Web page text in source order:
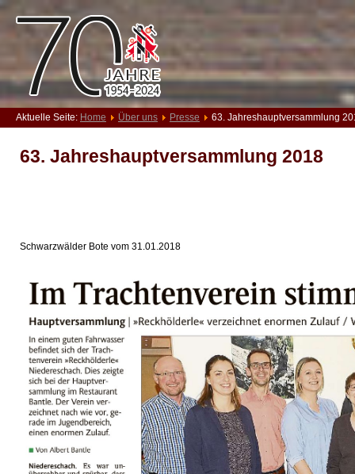
Aktuelle Seite: Home Über uns Presse 63. Jahreshauptversammlung
63. Jahreshauptversammlung 2018
Schwarzwälder Bote vom 31.01.2018